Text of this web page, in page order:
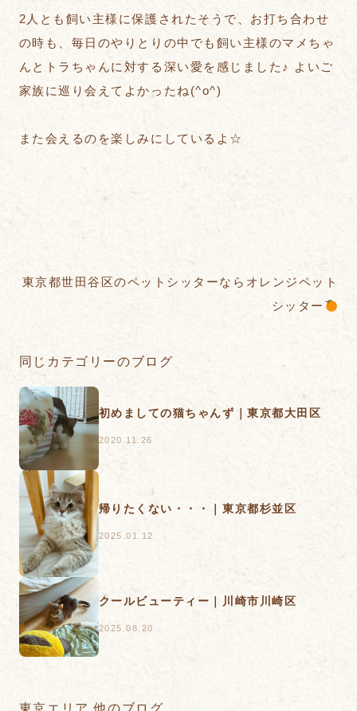
2人とも飼い主様に保護されたそうで、お打ち合わせ
の時も、毎日のやりとりの中でも飼い主様のマメちゃ
んとトラちゃんに対する深い愛を感じました♪ よいご
家族に巡り会えてよかったね(^o^)
また会えるのを楽しみにしているよ☆
東京都世田谷区のペットシッターならオレンジペット
シッター
同じカテゴリーのブログ
初めましての猫ちゃんず｜東京都大田区
2020.11.26
帰りたくない・・・｜東京都杉並区
2025.01.12
クールビューティー｜川崎市川崎区
2025.08.20
東京エリア 他のブログ